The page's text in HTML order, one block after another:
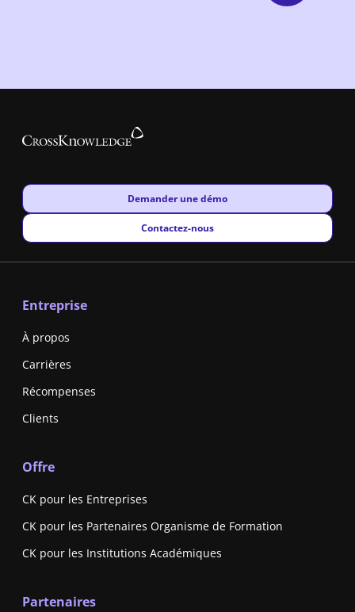
New window
Demander une démo
New window
Contactez-nous
Entreprise
À propos
Carrières
Récompenses
Clients
Offre
CK pour les Entreprises
CK pour les Partenaires Organisme de Formation
CK pour les Institutions Académiques
Partenaires